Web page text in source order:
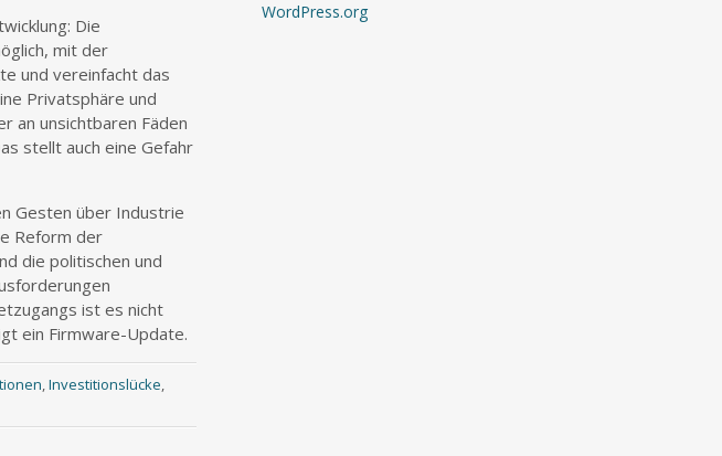
Die
mit der
und vereinfacht das
Privatsphäre und
an unsichtbaren Fäden
stellt auch eine Gefahr
Gesten über Industrie
Reform der
die politischen und
ist es nicht
ein Firmware-Update.
,Investitionslücke,
WordPress.org